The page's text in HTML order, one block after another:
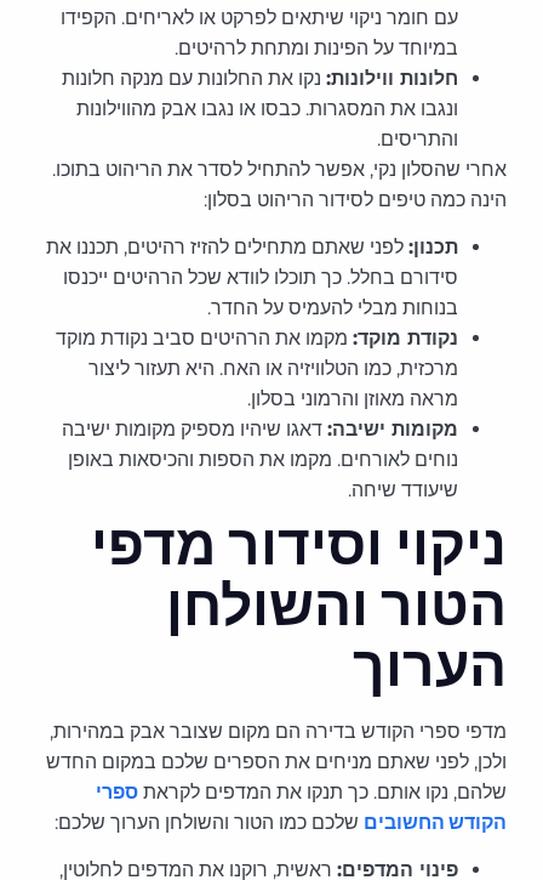
עם חומר ניקוי שיתאים לפרקט או לאריחים. הקפידו
במיוחד על הפינות ומתחת לרהיטים.
חלונות ווילונות:נקו את החלונות עם מנקה חלונות
ונגבו את המסגרות. כבסו או נגבו אבק מהווילונות
והתריסים.
אחרי שהסלון נקי, אפשר להתחיל לסדר את הריהוט בתוכו.
הינה כמה טיפים לסידור הריהוט בסלון:
תכנון:לפני שאתם מתחילים להזיז רהיטים, תכננו את
סידורם בחלל. כך תוכלו לוודא שכל הרהיטים ייכנסו
בנוחות מבלי להעמיס על החדר.
נקודת מוקד:מקמו את הרהיטים סביב נקודת מוקד
מרכזית, כמו הטלוויזיה או האח. היא תעזור ליצור
מראה מאוזן והרמוני בסלון.
מקומות ישיבה:דאגו שיהיו מספיק מקומות ישיבה
נוחים לאורחים. מקמו את הספות והכיסאות באופן
שיעודד שיחה.
ניקוי וסידור מדפי
הטור והשולחן
הערוך
מדפי ספרי הקודש בדירה הם מקום שצובר אבק במהירות,
ולכן, לפני שאתם מניחים את הספרים שלכם במקום החדש
שלהם, נקו אותם. כך תנקו את המדפים לקראתספרי
הקודש החשוביםשלכם כמו הטור והשולחן הערוך שלכם:
פינוי המדפים:ראשית, רוקנו את המדפים לחלוטין,